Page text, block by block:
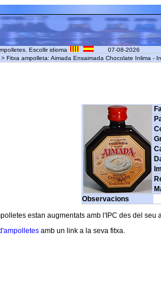
Escollir idioma
07-08-2026
Fitxa ampolleta: Aimada Ensaimada Chocolate Inlima -
Observacions
estan augmentats amb l'IPC des del
amb un link a la seva fitxa.